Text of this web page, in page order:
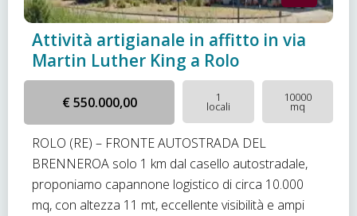
Attività artigianale in affitto in via
Martin Luther King a Rolo
€ 550.000,00 1
locali
10000
mq
ROLO (RE) – FRONTE AUTOSTRADA DEL
BRENNEROA solo 1 km dal casello autostradale,
proponiamo capannone logistico di circa 10.000
mq, con altezza 11 mt, eccellente visibilità e ampi